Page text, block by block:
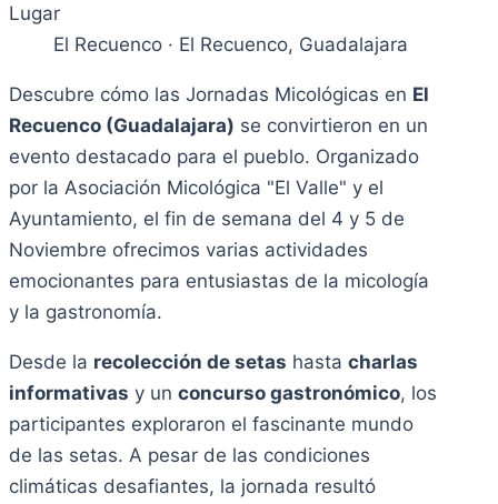
Lugar
El Recuenco · El Recuenco, Guadalajara
Descubre cómo las Jornadas Micológicas en El
Recuenco (Guadalajara) se convirtieron en un
evento destacado para el pueblo. Organizado
por la Asociación Micológica "El Valle" y el
Ayuntamiento, el fin de semana del 4 y 5 de
Noviembre ofrecimos varias actividades
emocionantes para entusiastas de la micología
y la gastronomía.
Desde la recolección de setas hasta charlas
informativas y un concurso gastronómico, los
participantes exploraron el fascinante mundo
de las setas. A pesar de las condiciones
climáticas desafiantes, la jornada resultó